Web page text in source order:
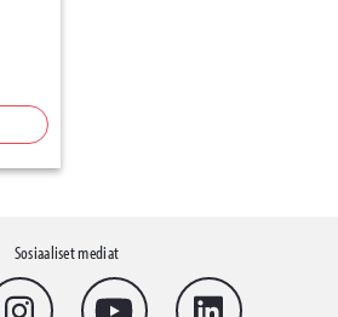
Sosiaaliset mediat